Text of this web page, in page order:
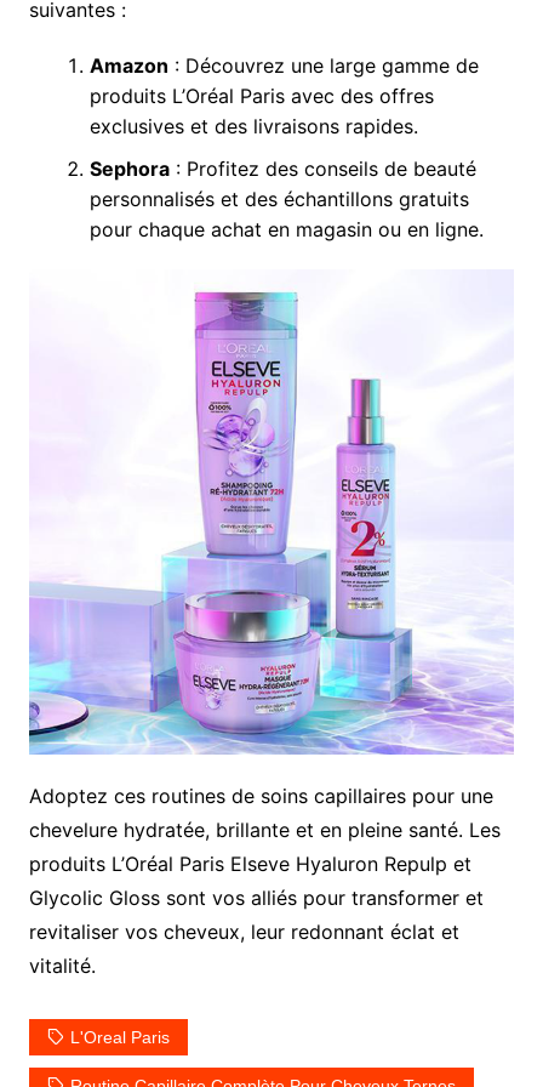
suivantes :
Amazon : Découvrez une large gamme de
produits L’Oréal Paris avec des offres
exclusives et des livraisons rapides.
Sephora: Profitez des conseils de beauté
personnalisés et des échantillons gratuits
pour chaque achat en magasin ou en ligne.
Adoptez ces routines de soins capillaires pour une
chevelure hydratée, brillante et en pleine santé. Les
produits L’Oréal Paris Elseve Hyaluron Repulp et
Glycolic Gloss sont vos alliés pour transformer et
revitaliser vos cheveux, leur redonnant éclat et
vitalité.
L'Oreal Paris